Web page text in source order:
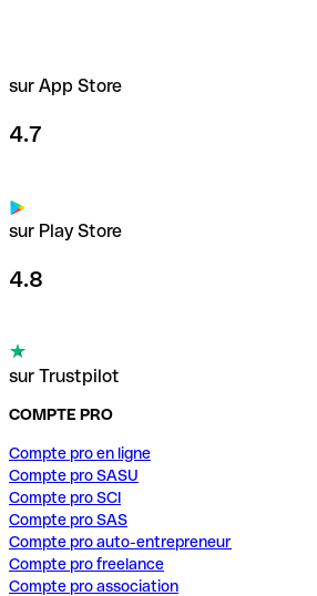
sur App Store
4.7
sur Play Store
4.8
sur Trustpilot
COMPTE PRO
Compte pro en ligne
Compte pro SASU
Compte pro SCI
Compte pro SAS
Compte pro auto-entrepreneur
Compte pro freelance
Compte pro association